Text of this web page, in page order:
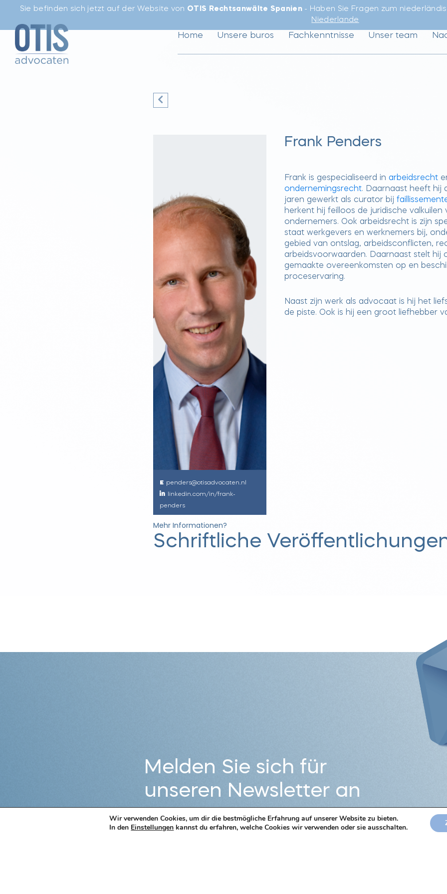
Sie befinden sich jetzt auf der Website von OTIS Rechtsanwälte Spanien- Haben Sie Fragen zum
Niederlande
Home Unsere buros Fachkenntnisse Unser team
penders@otisadvocaten.nl
linkedin.com/in/frank-
penders
Frank Penders
Frank is gespecialiseerd in arbeidsrecht
ondernemingsrecht. Daarnaast heeft hij
jaren gewerkt als curator bij
herkent hij feilloos de juridische valkuilen
ondernemers. Ook arbeidsrecht is zijn
staat werkgevers en werknemers bij,
gebied van ontslag, arbeidsconflicten,
arbeidsvoorwaarden. Daarnaast stelt hij
gemaakte overeenkomsten op en
proceservaring.
Naast zijn werk als advocaat is hij het
de piste. Ook is hij een groot liefhebber
Mehr Informationen?
Schriftliche
Melden Sie sich für
unseren Newsletter an
Wir verwenden Cookies, um dir die bestmögliche Erfahrung auf unserer Website zu bieten.
In den Einstellungen kannst du erfahren, welche Cookies wir verwenden oder sie ausschalten.